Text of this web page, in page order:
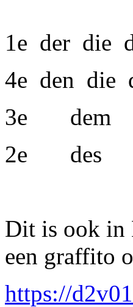
1e der die
4e den die
3e dem
2e des
Dit is ook in
een graffito
https://